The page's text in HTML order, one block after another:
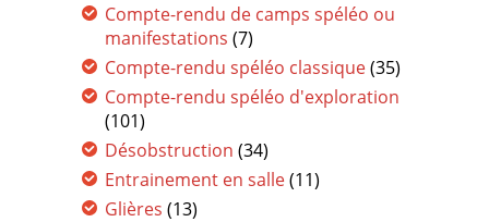
Compte-rendu de camps spéléo ou
manifestations (7)
Compte-rendu spéléo classique(35)
Compte-rendu spéléo d'exploration
(101)
Désobstruction (34)
Entrainement en salle(11)
Glières (13)